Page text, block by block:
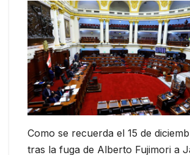
Como se recuerda el 15 de
tras la fuga de Alberto Fujimori a